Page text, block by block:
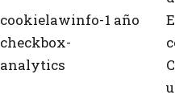
cookielawinfo-
checkbox-
analytics
1 año